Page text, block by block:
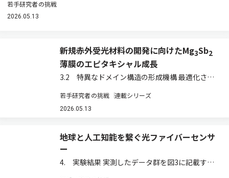
若手研究者の挑戦
2026.05.13
新規赤外受光材料の開発に向けたMg3Sb2
薄膜のエピタキシャル成長
3.2 特異なドメイン構造の形成機構 最適化され
（XRD）および高分解能の透過型電子顕微鏡
（TEM）を用いて詳細な構造評価を行った（図
若手研究者の挑戦 連載シリーズ
2026.05.13
地球と人工知能を繋ぐ光ファイバーセンサ
ー
4. 実験結果 実測したデータ群を図3に記載す